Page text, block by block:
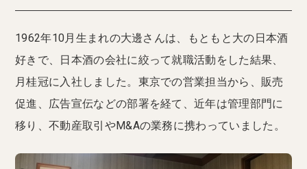
1962年10月生まれの大邊さんは、もともと大の日本酒
好きで、日本酒の会社に絞って就職活動をした結果、
月桂冠に入社しました。東京での営業担当から、販売
促進、広告宣伝などの部署を経て、近年は管理部門に
移り、不動産取引やM&Aの業務に携わっていました。